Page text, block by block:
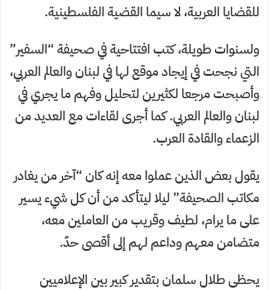
للقضايا العربية، لا سيما القضية الفلسطينية.
ولسنوات طويلة، كتب افتتاحية في صحيفة “السفير”
التي نجحت في إيجاد موقع لها في لبنان والعالم العربي،
وأصبحت مرجعا لكثيرين لتحليل وفهم ما يجري في
لبنان والعالم العربي. كما أجرى لقاءات مع العديد من
الزعماء والقادة العرب.
يقول بعض الذين عملوا معه إنه كان “آخر من يغادر
مكاتب الصحيفة” ليلا ليتأكد من أن كل شيء يسير
على ما يرام، لطيف وقريب من العاملين معه،
متضامن معهم وداعم لهم إلى أقصى حدّ.
يحظى طلال سلمان بتقدير كبير بين الإعلاميين